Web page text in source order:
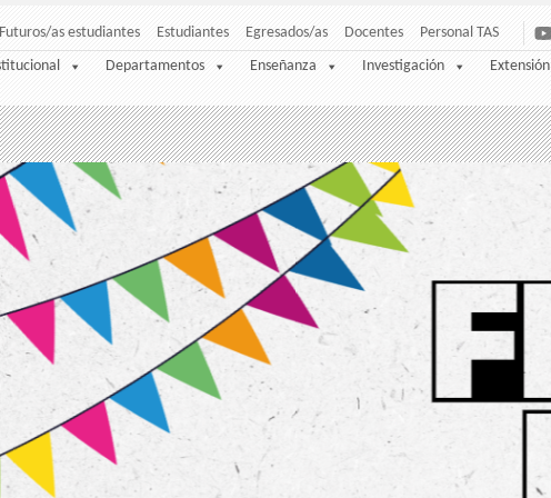
Futuros/as estudiantes Estudiantes Egresados/as Docentes Personal TAS
Departamentos Enseñanza Investigación Extensión